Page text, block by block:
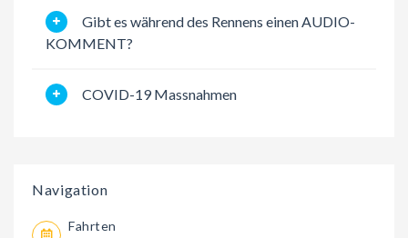
Gibt es während des Rennens einen AUDIO-
KOMMENT?
COVID-19 Massnahmen
Navigation
Fahrten